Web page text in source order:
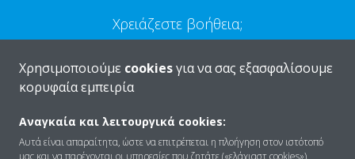
Χρειάζεστε βοήθεια;
ΕΠΙΚΟΙΝΩΝΊΑ
Χρησιμοποιούμε cookiesγια να σας εξασφαλίσουμε
κορυφαία εμπειρία
Αναγκαία και λειτουργικά cookies:
Αυτά είναι απαραίτητα, ώστε να επιτρέπεται η πλοήγηση στον ιστότοπό
μας και να παρέχονται οι υπηρεσίες που ζητάτε («ελάχιαστ cookies»),